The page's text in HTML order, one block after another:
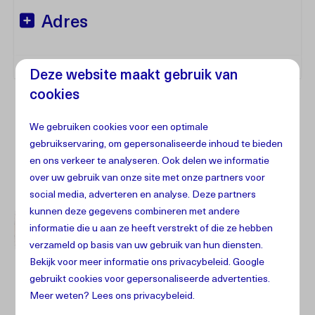
Adres
Deze website maakt gebruik van
cookies
We gebruiken cookies voor een optimale
gebruikservaring, om gepersonaliseerde inhoud te bieden
en ons verkeer te analyseren. Ook delen we informatie
over uw gebruik van onze site met onze partners voor
social media, adverteren en analyse. Deze partners
kunnen deze gegevens combineren met andere
informatie die u aan ze heeft verstrekt of die ze hebben
verzameld op basis van uw gebruik van hun diensten.
Bekijk voor meer informatie onsprivacybeleid.Google
gebruikt cookies voor gepersonaliseerde advertenties.
Meer weten? Lees ons privacybeleid.